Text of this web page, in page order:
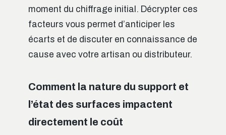
moment du chiffrage initial. Décrypter ces
facteurs vous permet d’anticiper les
écarts et de discuter en connaissance de
cause avec votre artisan ou distributeur.
Comment la nature du support et
l’état des surfaces impactent
directement le coût